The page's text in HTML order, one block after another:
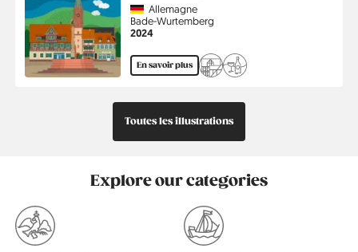
CountryAllemagne
Région
Bade-Wurtemberg
Année
2024
En savoir plus
Toutes les illustrations
Explore our categories